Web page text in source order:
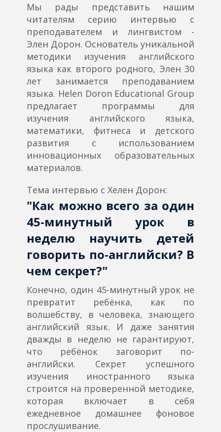
Мы рады представить нашим
читателям серию интервью с
преподавателем и лингвистом -
Элен Дорон. Основатель уникальной
методики изучения английского
языка как второго родного, Элен 30
лет занимается преподаванием
языка. Helen Doron Educational Group
предлагает программы для
изучения английского языка,
математики, фитнеса и детского
развития с использованием
инновационных образовательных
материалов.
Тема интервью с Хелен Дорон:
"Как можно всего за один
45-минутный урок в
неделю научить детей
говорить по-английски? В
чем секрет?"
Конечно, один 45-минутный урок не
превратит ребёнка, как по
волшебству, в человека, знающего
английский язык. И даже занятия
дважды в неделю не гарантируют,
что ребёнок заговорит по-
английски. Секрет успешного
изучения иностранного языка
строится на проверенной методике,
которая включает в себя
ежедневное домашнее фоновое
прослушивание.